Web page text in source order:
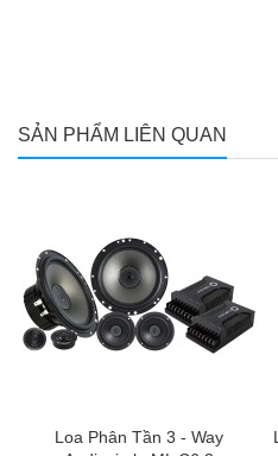
SẢN PHẨM LIÊN QUAN
Loa Phân Tần 3 - Way